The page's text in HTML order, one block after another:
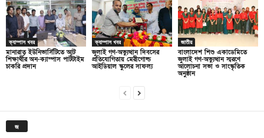
ক্যাম্পাস খবর
মানারাত ইউনিভার্সিটিতে আট
শিক্ষার্থীর অন-ক্যাম্পাস পার্টটাইম
চাকরি প্রদান
ক্যাম্পাস খবর
জুলাই গণ-অভ্যুত্থান দিবসের
প্রতিযোগিতায় মেরীগোল্ড
আইডিয়াল স্কুলের সাফল্য
জাতীয়
বাংলাদেশ শিশু একাডেমিতে
জুলাই গণ-অভ্যুত্থান স্মরণে
আলোচনা সভা ও সাংস্কৃতিক
অনুষ্ঠান
জ